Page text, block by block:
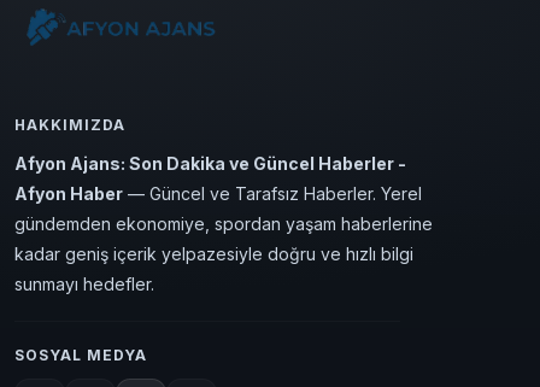
HAKKIMIZDA
Afyon Ajans: Son Dakika ve Güncel Haberler -
Afyon Haber — Güncel ve Tarafsız Haberler. Yerel
gündemden ekonomiye, spordan yaşam haberlerine
kadar geniş içerik yelpazesiyle doğru ve hızlı bilgi
sunmayı hedefler.
SOSYAL MEDYA